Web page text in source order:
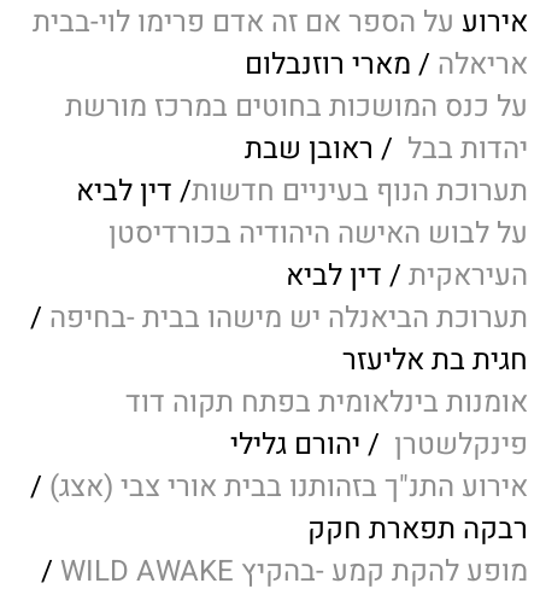
אירוע על הספר אם זה אדם פרימו לוי-בבית
אריאלה / מארי רוזנבלום
על כנס המושכות בחוטים במרכז מורשת
יהדות בבל / ראובן שבת
תערוכת הנוף בעיניים חדשות/ דין לביא
על לבוש האישה היהודיה בכורדיסטן
העיראקית / דין לביא
תערוכת הביאנלה יש מישהו בבית -בחיפה /
חגית בת אליעזר
אומנות בינלאומית בפתח תקוה דוד
פינקלשטרן / יהורם גלילי
אירוע התנ"ך בזהותנו בבית אורי צבי (אצג) /
רבקה תפארת חקק
מופע להקת קמע -בהקיץ WILD AWAKE
/